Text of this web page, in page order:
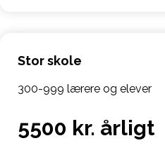
Stor skole
300-999 lærere og elever
5500 kr. årligt